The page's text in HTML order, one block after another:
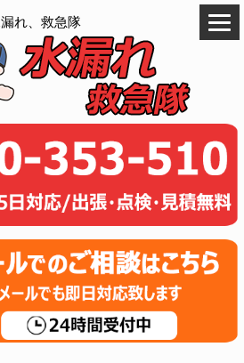
れ、救急隊